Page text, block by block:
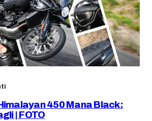
450 Mana Black:
| FOTO